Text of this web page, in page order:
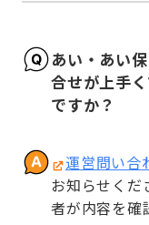
あい・あい
合せが上手
ですか？
運営問い合
お知らせくだ
者が内容を確